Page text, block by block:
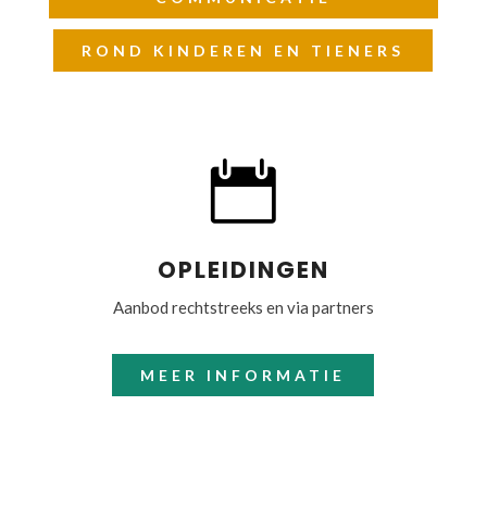
ROND KINDEREN EN TIENERS

OPLEIDINGEN
Aanbod rechtstreeks en via partners
MEER INFORMATIE